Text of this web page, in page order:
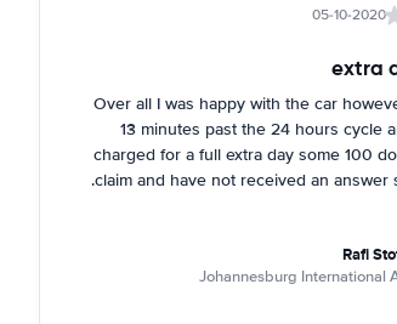
05-10-2020
extra
Over all I was happy with the car
13 minutes past the 24 hours cycle
charged for a full extra day some 100
claim and have not received an answer
Rafi
Johannesburg International